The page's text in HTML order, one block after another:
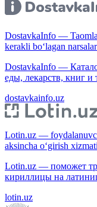
DostavkaInfo —
kerakli bo‘lagan
DostavkaInfo —
еды, лекарств, книг и
dostavkainfo.uz
Lotin.uz —
aksincha o‘girish
Lotin.uz — поможет
кириллицы на
lotin.uz